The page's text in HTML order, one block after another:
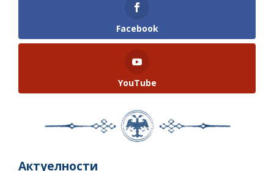
Facebook
YouTube
Актуелности